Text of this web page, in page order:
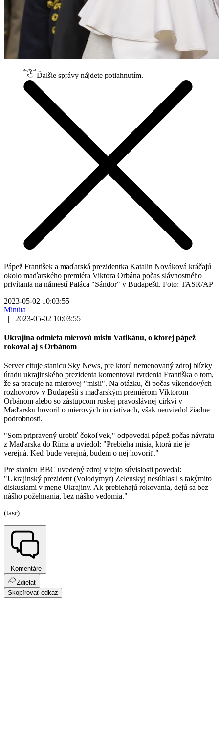
Ďalšie správy nájdete potiahnutím.
Pápež František a maďarská prezidentka Katalin Nováková kráčajú
okolo maďarského premiéra Viktora Orbána počas slávnostného
privítania na námestí Paláca "Sándor" v Budapešti. Foto: TASR/AP
2023-05-02 10:03:55
Minúta
|
2023-05-02 10:03:55
Ukrajina odmieta mierovú misiu Vatikánu, o ktorej pápež
rokoval aj s Orbánom
Server cituje stanicu Sky News, pre ktorú nemenovaný zdroj blízky
úradu ukrajinského prezidenta komentoval tvrdenia Františka o tom,
že sa pracuje na mierovej "misii". Na otázku, či počas víkendových
rozhovorov v Budapešti s maďarským premiérom Viktorom
Orbánom alebo so zástupcom ruskej pravoslávnej cirkvi v
Maďarsku hovoril o mierových iniciatívach, však neuviedol žiadne
podrobnosti.
"Som pripravený urobiť čokoľvek," odpovedal pápež počas návratu
z Maďarska do Ríma a uviedol: "Prebieha misia, ktorá nie je
verejná. Keď bude verejná, budem o nej hovoriť."
Pre stanicu BBC uvedený zdroj v tejto súvislosti povedal:
"Ukrajinský prezident (Volodymyr) Zelenskyj nesúhlasil s takýmito
diskusiami v mene Ukrajiny. Ak prebiehajú rokovania, dejú sa bez
nášho požehnania, bez nášho vedomia."
(tasr)
Komentáre
Zdielať
Skopírovať odkaz